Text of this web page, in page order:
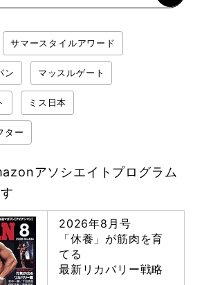
サマースタイルアワード
ン マッスルゲート
ミス日本
ター
アソシエイトプログラム
2026年8月号
「休養」が筋肉を育
てる
最新リカバリー戦略